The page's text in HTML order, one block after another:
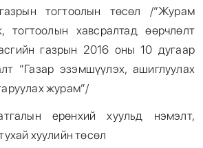
тогтоолын төсөл /“Журам
тогтоолын хавсралтад өөрчлөлт
газрын 2016 оны 10 дугаар
“Газар эзэмшүүлэх, ашиглуулах
журам”/
ерөнхий хуульд нэмэлт,
хуулийн төсөл